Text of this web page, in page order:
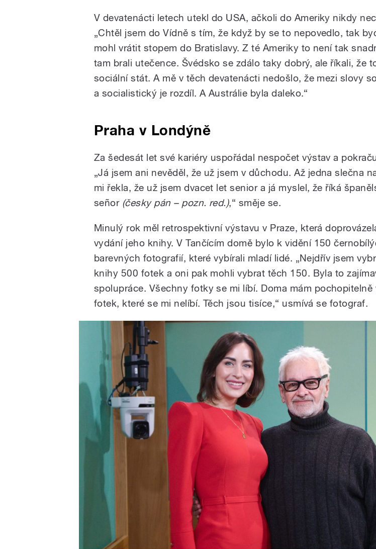
V devatenácti letech utekl do USA, ačkoli do Ameriky nikdy
„Chtěl jsem do Vídně s tím, že když by se to nepovedlo, tak
mohl vrátit stopem do Bratislavy. Z té Ameriky to není tak
tam brali utečence. Švédsko se zdálo taky dobrý, ale říkali, že
sociální stát. A mě v těch devatenácti nedošlo, že mezi slovy
a socialistický je rozdíl. A Austrálie byla daleko.“
Praha v Londýně
Za šedesát let své kariéry uspořádal nespočet výstav a
„Já jsem ani nevěděl, že už jsem v důchodu. Až jedna slečna
mi řekla, že už jsem dvacet let senior a já myslel, že říká
señor (česky pán – pozn. red.),“ směje se.
Minulý rok měl retrospektivní výstavu v Praze, která
vydání jeho knihy. V Tančícím domě bylo k vidění 150
barevných fotografií, které vybírali mladí lidé. „Nejdřív jsem
knihy 500 fotek a oni pak mohli vybrat těch 150. Byla to
spolupráce. Všechny fotky se mi líbí. Doma mám pochopitelně
fotek, které se mi nelíbí. Těch jsou tisíce,“ usmívá se fotograf.